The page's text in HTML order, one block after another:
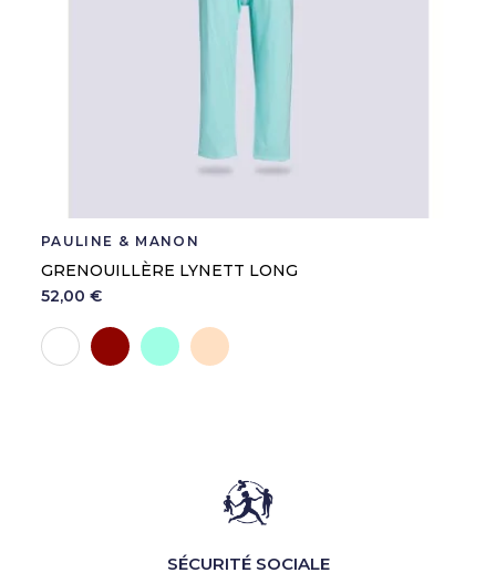
PAULINE & MANON
GRENOUILLÈRE LYNETT LONG
52,00 €
BlancHermèsVert eauSaumon
SÉCURITÉ SOCIALE